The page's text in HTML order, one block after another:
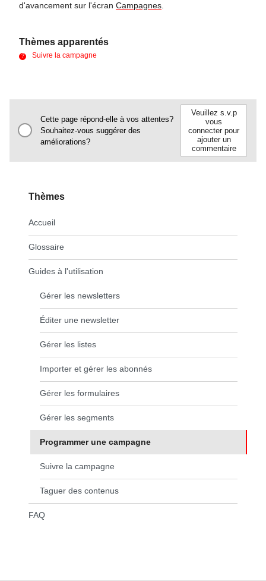
d'avancement sur l'écran Campagnes.
Thèmes apparentés
Suivre la campagne
Cette page répond-elle à vos attentes?
Souhaitez-vous suggérer des
améliorations?
Veuillez s.v.p
vous
connecter pour
ajouter un
commentaire
Thèmes
Accueil
Glossaire
Guides à l'utilisation
Gérer les newsletters
Éditer une newsletter
Gérer les listes
Importer et gérer les abonnés
Gérer les formulaires
Gérer les segments
Programmer une campagne
Suivre la campagne
Taguer des contenus
FAQ